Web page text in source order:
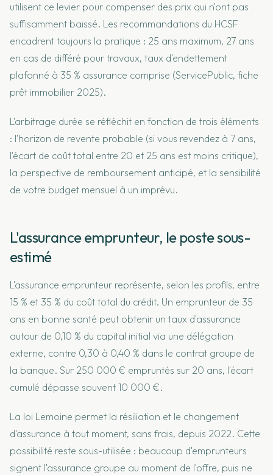
utilisent ce levier pour compenser des prix qui n'ont pas
suffisamment baissé. Les recommandations du HCSF
encadrent toujours la pratique : 25 ans maximum, 27 ans
en cas de différé pour travaux, taux d'endettement
plafonné à 35 % assurance comprise (ServicePublic, fiche
prêt immobilier 2025).
L'arbitrage durée se réfléchit en fonction de trois éléments
: l'horizon de revente probable (si vous revendez à 7 ans,
l'écart de coût total entre 20 et 25 ans est moins critique),
la perspective de remboursement anticipé, et la sensibilité
de votre budget mensuel à un imprévu.
L'assurance emprunteur, le poste sous-
estimé
L'assurance emprunteur représente, selon les profils, entre
15 % et 35 % du coût total du crédit. Un emprunteur de 35
ans en bonne santé peut obtenir un taux d'assurance
autour de 0,10 % du capital initial via une délégation
externe, contre 0,30 à 0,40 % dans le contrat groupe de
la banque. Sur 250 000 € empruntés sur 20 ans, l'écart
cumulé dépasse souvent 10 000 €.
La loi Lemoine permet la résiliation et le changement
d'assurance à tout moment, sans frais, depuis 2022. Cette
possibilité reste sous-utilisée : beaucoup d'emprunteurs
signent l'assurance groupe au moment de l'offre, puis ne